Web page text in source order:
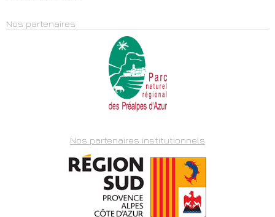
Nos partenaires
Nos partenaires institutionnels